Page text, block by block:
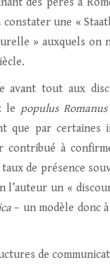
constater une «
» auxquels
avant tout aux
le populus Romanus
que par certaines
contribué à
de présence
un «
– un modèle donc
de